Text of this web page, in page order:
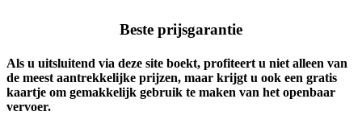
Beste prijsgarantie
Als u uitsluitend via deze site boekt, profiteert u niet alleen van
de meest aantrekkelijke prijzen, maar krijgt u ook een gratis
kaartje om gemakkelijk gebruik te maken van het openbaar
vervoer.